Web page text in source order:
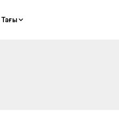
Тағы
Тағы